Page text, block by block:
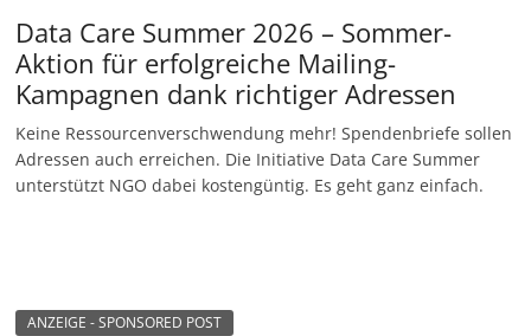
Data Care Summer 2026 – Sommer-
Aktion für erfolgreiche Mailing-
Kampagnen dank richtiger Adressen
Keine Ressourcenverschwendung mehr! Spendenbriefe sollen
Adressen auch erreichen. Die Initiative Data Care Summer
unterstützt NGO dabei kostengüntig. Es geht ganz einfach.
ANZEIGE - SPONSORED POST